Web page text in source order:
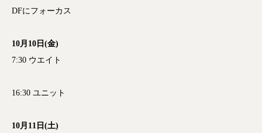
DFにフォーカス
10月10日(金)
7:30 ウエイト
16:30 ユニット
10月11日(土)